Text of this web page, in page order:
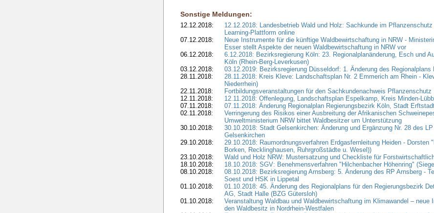
Sonstige Meldungen:
12.12.2018:
12.12.2018: Landesbetrieb Wald und Holz: Sachkunde im Pflanzenschutz
Learning-Plattform online
07.12.2018:
Neue Instrumente für die künftige Waldbewirtschaftung in NRW -
Esser stellt Aspekte der neuen Waldbewirtschaftung in NRW vor
06.12.2018:
6.12.2018: Bezirksregierung Köln: 23. Regionalplanänderung, Esch und
Köln (Rhein-Berg-Leverkusen)
03.12.2018:
03.12.2019: Bezirksregierung Düsseldorf: 1. Änderung des Regionalplans
28.11.2018:
28.11.2018: Kreis Kleve: Landschaftsplan Nr. 2 Emmerich am Rhein -
Niederrhein)
22.11.2018:
Fortbildungsveranstaltungen für den Sachkundenachweis Pflanzenschutz
12.11.2018:
12.11.2018: Offenlegung, Landschaftsplan Espelkamp, Kreis Minden-
07.11.2018:
07.11.2018: Änderung Regionalplan Regierungsbezirk Köln, Stadt
02.11.2018:
Verringerung des Risikos einer Ausbreitung der Afrikanischen
Umweltministerium NRW bittet Waldbesitzer um Unterstützung
30.10.2018:
30.10.2018: Stadt Gelsenkirchen: Änderung und Ergänzung Nr. 28 des
Gelsenkirchen
29.10.2018:
29.10.2018: Raumordnungsverfahren Erdgasfernleitung Heiden - Dorsten
Borken, Recklinghausen, Ruhrgroßstädte u. Wesel))
23.10.2018:
Wald und Holz NRW: Mustersatzung und Checkliste für
18.10.2018:
18.10.2018: SGV: Benehmensverfahren "Hilchenbacher Höhenring"
08.10.2018:
08.10.2018: Bezirksregierung Arnsberg: 5. Änderung des RP Arnsberg -
Soest und HSK in Lippetal
01.10.2018:
01.10.2018: 45. Änderung des Regionalplans für den Regierungsbezirk
AG, Stadt Halle (BZG Gütersloh)
01.10.2018:
Veranstaltung Waldbau und Waldbewirtschaftung im Klimawandel – neue
den Waldbesitz in Nordrhein-Westfalen